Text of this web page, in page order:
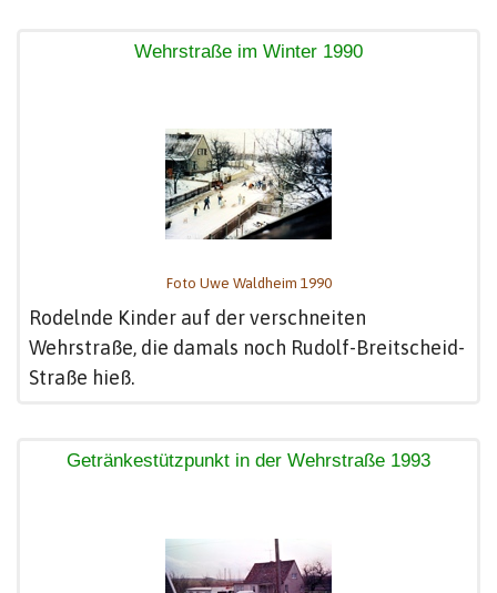
Wehrstraße im Winter 1990
Foto Uwe Waldheim 1990
Rodelnde Kinder auf der verschneiten
Wehrstraße, die damals noch Rudolf-Breitscheid-
Straße hieß.
Getränkestützpunkt in der Wehrstraße 1993